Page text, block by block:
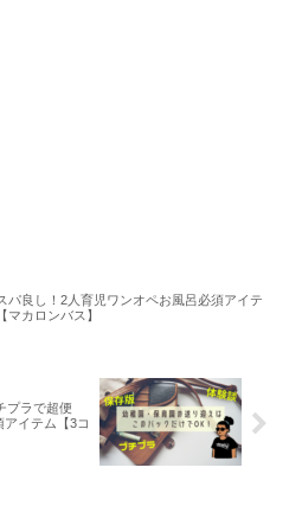
パ良し！2人育児ワンオペお風呂必須アイテ
マカロンバス】
プラで超便
イテム【3コ